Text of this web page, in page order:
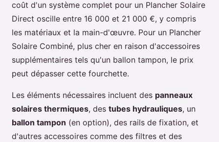
coût d'un système complet pour un Plancher Solaire
Direct oscille entre 16 000 et 21 000 €, y compris
les matériaux et la main-d'œuvre. Pour un Plancher
Solaire Combiné, plus cher en raison d'accessoires
supplémentaires tels qu'un ballon tampon, le prix
peut dépasser cette fourchette.
Les éléments nécessaires incluent des panneaux
solaires thermiques, des tubes hydrauliques, un
ballon tampon (en option), des rails de fixation, et
d'autres accessoires comme des filtres et des